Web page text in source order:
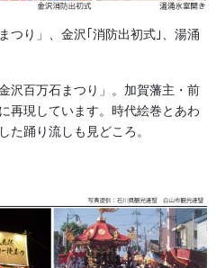
つり」、金沢｢消防出初式｣、湯涌
沢百万石まつり」。加賀藩主・前
再現しています。時代絵巻とあわ
た踊り流しも見どころ。